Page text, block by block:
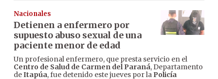
Nacionales
Detienen a enfermero por
supuesto abuso sexual de una
paciente menor de edad
Un profesional enfermero, que presta servicio en el
Centro de Salud de Carmen del Paraná, Departamento
deItapúa, fue detenido este jueves por la Policía